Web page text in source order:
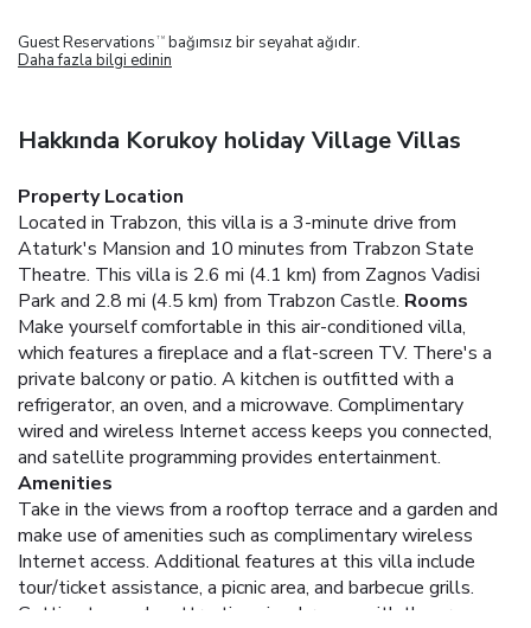
Guest Reservations TM bağımsız bir seyahat ağıdır.
Daha fazla bilgi edinin
Hakkında Korukoy holiday Village Villas
Property Location
Located in Trabzon, this villa is a 3-minute drive from
Ataturk's Mansion and 10 minutes from Trabzon State
Theatre. This villa is 2.6 mi (4.1 km) from Zagnos Vadisi
Park and 2.8 mi (4.5 km) from Trabzon Castle. Rooms
Make yourself comfortable in this air-conditioned villa,
which features a fireplace and a flat-screen TV. There's a
private balcony or patio. A kitchen is outfitted with a
refrigerator, an oven, and a microwave. Complimentary
wired and wireless Internet access keeps you connected,
and satellite programming provides entertainment.
Amenities
Take in the views from a rooftop terrace and a garden and
make use of amenities such as complimentary wireless
Internet access. Additional features at this villa include
tour/ticket assistance, a picnic area, and barbecue grills.
Getting to nearby attractions is a breeze with the area